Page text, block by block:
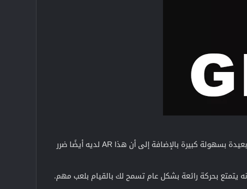
، يمكنك إطلاق النار على العدو على مسافة بعيدة بسهولة كبيرة بالإضافة إلى أن هذا AR لديه أيضًا ضرر
يتمتع بحركة رائعة بشكل عام تسمح لك بالقيام بلعب مهم.